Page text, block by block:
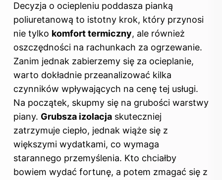
Decyzja o ociepleniu poddasza pianką
poliuretanową to istotny krok, który przynosi
nie tylko komfort termiczny, ale również
oszczędności na rachunkach za ogrzewanie.
Zanim jednak zabierzemy się za ocieplanie,
warto dokładnie przeanalizować kilka
czynników wpływających na cenę tej usługi.
Na początek, skupmy się na grubości warstwy
piany. Grubsza izolacja skuteczniej
zatrzymuje ciepło, jednak wiąże się z
większymi wydatkami, co wymaga
starannego przemyślenia. Kto chciałby
bowiem wydać fortunę, a potem zmagać się z